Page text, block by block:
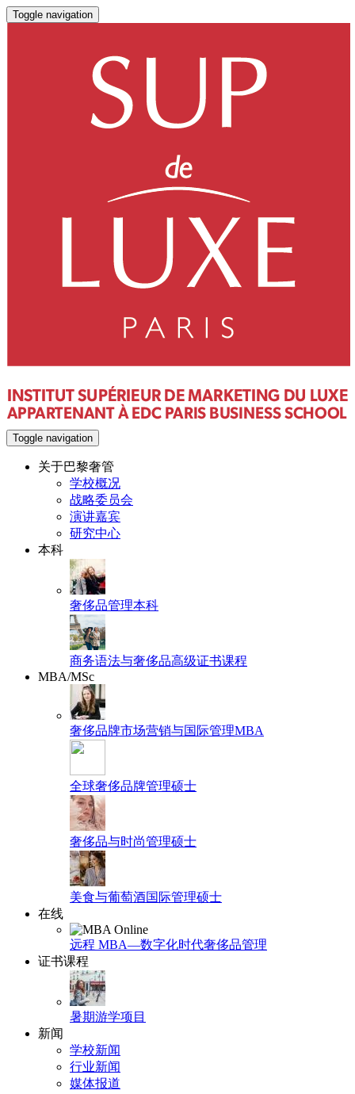
Toggle navigation
Toggle navigation
关于巴黎奢管
学校概况
战略委员会
演讲嘉宾
研究中心
本科
奢侈品管理本科
商务语法与奢侈品高级证书课程
MBA/MSc
奢侈品牌市场营销与国际管理MBA
全球奢侈品牌管理硕士
奢侈品与时尚管理硕士
美食与葡萄酒国际管理硕士
在线
远程 MBA—数字化时代奢侈品管理
证书课程
暑期游学项目
新闻
学校新闻
行业新闻
媒体报道